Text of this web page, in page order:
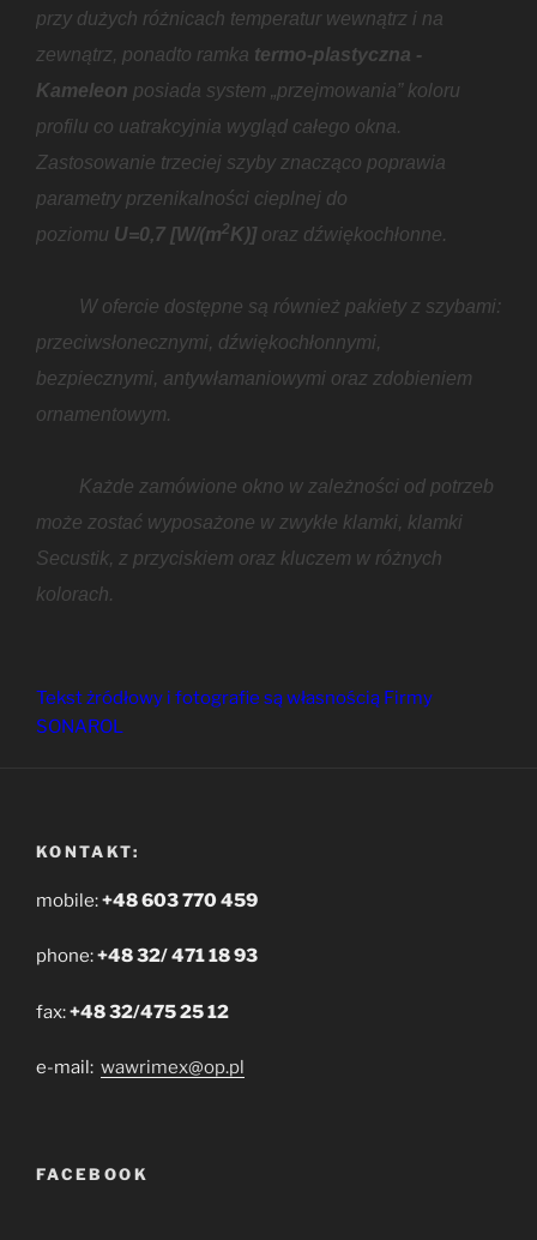
przy dużych różnicach temperatur wewnątrz i na
zewnątrz, ponadto ramka termo-plastyczna -
Kameleon posiada system „przejmowania” koloru
profilu co uatrakcyjnia wygląd całego okna.
Zastosowanie trzeciej szyby znacząco poprawia
parametry przenikalności cieplnej do
poziomu U=0,7 [W/(m2K)] oraz dźwiękochłonne.
W ofercie dostępne są również pakiety z szybami:
przeciwsłonecznymi, dźwiękochłonnymi,
bezpiecznymi, antywłamaniowymi oraz zdobieniem
ornamentowym.
Każde zamówione okno w zależności od potrzeb
może zostać wyposażone w zwykłe klamki, klamki
Secustik, z przyciskiem oraz kluczem w różnych
kolorach.
Tekst żródłowy i fotografie są własnością Firmy
SONAROL
KONTAKT:
mobile:+48 603 770 459
phone:+48 32/ 471 18 93
fax:+48 32/475 25 12
e-mail: wawrimex@op.pl
FACEBOOK